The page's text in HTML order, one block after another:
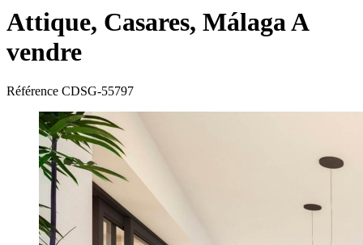
Attique, Casares, MálagaA
vendre
Référence CDSG-55797